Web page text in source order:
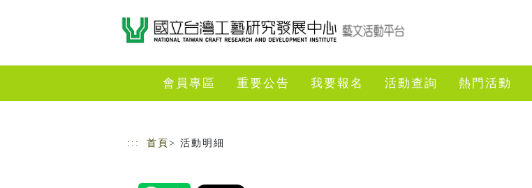
會員專區 重要公告 我要報名 活動查詢 熱門活動
::: 首頁 > 活動明細